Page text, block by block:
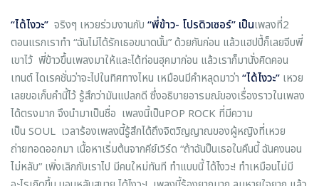
“ได้ไงวะ” จริงๆ เหวยร่วมงานกับ “พี่ข้าว- โปรดิวเซอร์” เป็นเพลงที่2
ตอนแรกเราทำ “ฉันไม่ได้รักเธอขนาดนั้น” ด้วยกันก่อน แล้วแฮปปี้ก็เลยจีบพี่
เขาไว้ พี่ข้าวขึ้นเพลงมาให้และได้ท่อนฮุคมาก่อน แล้วเราก็มานั่งคิดคอน
เทนต์ ไดเรคชั่นว่าจะไปในทิศทางไหน เหมือนมีคำหลุดมาว่า “ได้ไงวะ” เหวย
เลยขอเก็บคำนี้ไว้ รู้สึกว่ามันแปลกดี ซึ่งอธิบายอารมณ์ของเรื่องราวในเพลง
ได้ตรงมาก จึงนำมาเป็นชื่อ เพลงนี้เป็นPOP ROCK ที่มีความ
เป็น SOUL เวลาร้องเพลงนี้รู้สึกได้ถึงจิตวิญญาณของผู้หญิงที่เหวย
ถ่ายทอดออกมา เนื้อหาเริ่มต้นจากคีย์เวิร์ด “ถ้าฉันป็นเธอในคืนนี้ ฉันคงนอน
ไม่หลับ” เพิ่งเลิกกับเราไป มีคนใหม่ทันที ทำแบบนี้ ได้ไงวะ! ทำเหมือนไม่มี